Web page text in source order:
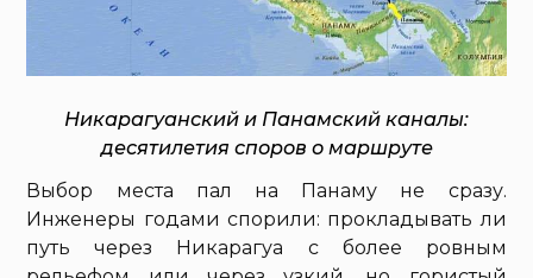
Никарагуанский и Панамский каналы:
десятилетия споров о маршруте
Выбор места пал на Панаму не сразу.
Инженеры годами спорили: прокладывать ли
путь через Никарагуа с более ровным